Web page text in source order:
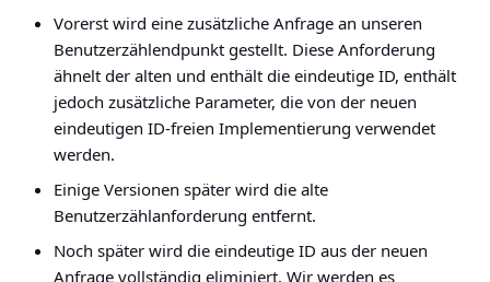
Vorerst wird eine zusätzliche Anfrage an unseren
Benutzerzählendpunkt gestellt. Diese Anforderung
ähnelt der alten und enthält die eindeutige ID, enthält
jedoch zusätzliche Parameter, die von der neuen
eindeutigen ID-freien Implementierung verwendet
werden.
Einige Versionen später wird die alte
Benutzerzählanforderung entfernt.
Noch später wird die eindeutige ID aus der neuen
Anfrage vollständig eliminiert. Wir werden es